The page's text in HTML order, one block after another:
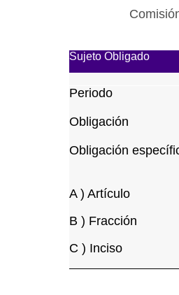
Sujeto Obligado
Periodo
Obligación
Obligación
A ) Artículo
B ) Fracción
C ) Inciso